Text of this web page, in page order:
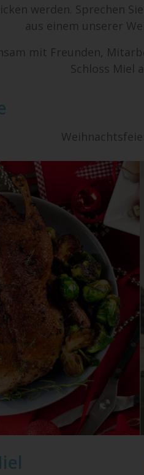
werden. Sprechen
aus einem unserer
mit Freunden,
Schloss Miel